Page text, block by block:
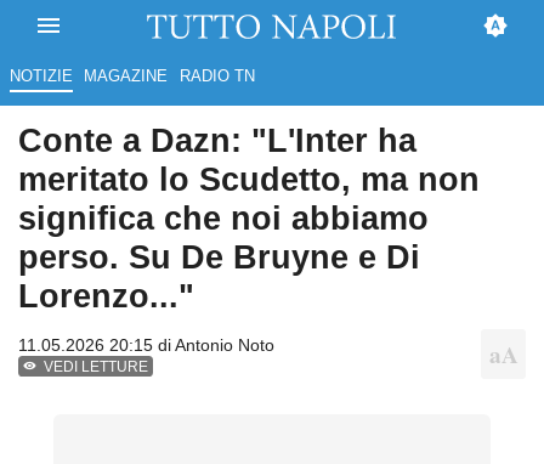
NOTIZIE MAGAZINE RADIO TN
Conte a Dazn: "L'Inter ha
meritato lo Scudetto, ma non
significa che noi abbiamo
perso. Su De Bruyne e Di
Lorenzo..."
11.05.2026 20:15 diAntonio Noto
VEDI LETTURE